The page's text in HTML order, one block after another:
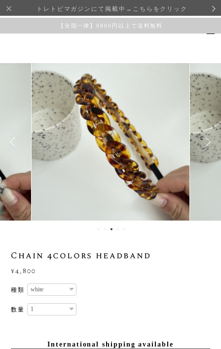
トレトピマガジンにて掲載中→こちらをクリック
【全国一律】9800円以上で送料無料
Chain 4colors headband
¥4,800
種類
数量
International shipping available